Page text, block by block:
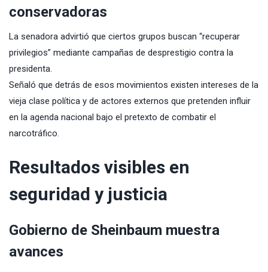
conservadoras
La senadora advirtió que ciertos grupos buscan “recuperar
privilegios” mediante campañas de desprestigio contra la
presidenta.
Señaló que detrás de esos movimientos existen intereses de la
vieja clase política y de actores externos que pretenden influir
en la agenda nacional bajo el pretexto de combatir el
narcotráfico.
Resultados visibles en
seguridad y justicia
Gobierno de Sheinbaum muestra
avances